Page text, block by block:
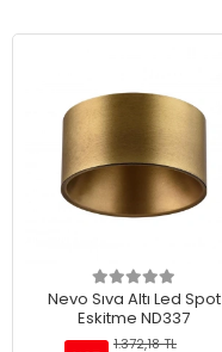
Nevo Sıva Altı Led Spot
Eskitme ND337
1.372,18 TL